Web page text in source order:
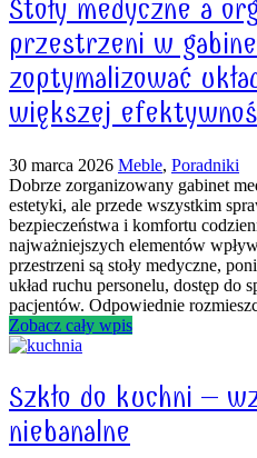
Stoły medyczne a
przestrzeni w
zoptymalizować
większej
30 marca 2026 Meble, Poradniki
Dobrze zorganizowany gabinet
estetyki, ale przede wszystkim
bezpieczeństwa i komfortu
najważniejszych elementów
przestrzeni są stoły medyczne,
układ ruchu personelu, dostęp do
pacjentów. Odpowiednie
Zobacz cały wpis
Szkło do kuchni –
niebanalne